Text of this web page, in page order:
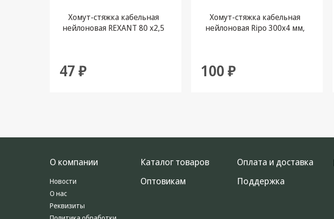
Хомут-стяжка кабельная
нейлоновая REXANT 80 x2,5
47 ₽
Хомут-стяжка кабельная
нейлоновая Ripo 300x4 мм,
100 ₽
О компании
Новости
О нас
Реквизиты
Каталог товаров
Оплата и доставка
Оптовикам
Поддержка